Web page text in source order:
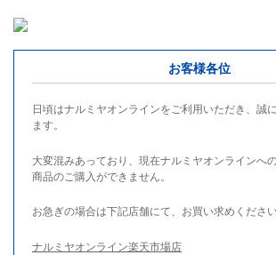
お客様各位
日頃はナルミヤオンラインをご利用いただき、誠
ます。
大変混みあっており、現在ナルミヤオンラインへ
商品のご購入ができません。
お急ぎの場合は下記店舗にて、お買い求めください
ナルミヤオンライン楽天市場店